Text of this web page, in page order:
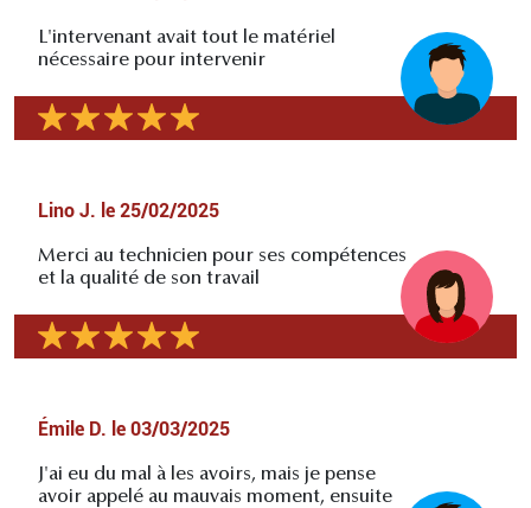
L'intervenant avait tout le matériel
nécessaire pour intervenir
Lino J. le 25/02/2025
Merci au technicien pour ses compétences
et la qualité de son travail
Émile D. le 03/03/2025
J'ai eu du mal à les avoirs, mais je pense
avoir appelé au mauvais moment, ensuite